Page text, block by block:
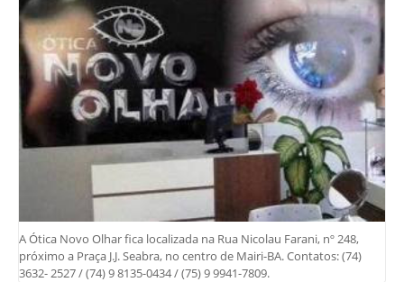
A Ótica Novo Olhar fica localizada na Rua Nicolau Farani, nº 248,
próximo a Praça J.J. Seabra, no centro de Mairi-BA. Contatos: (74)
3632- 2527 / (74) 9 8135-0434 / (75) 9 9941-7809.